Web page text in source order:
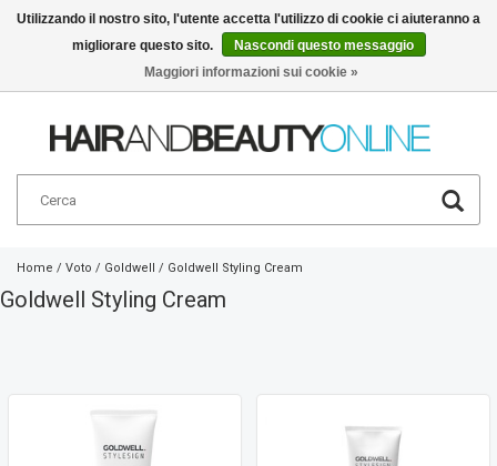
Italiano
Home / Voto / Goldwell / Goldwell Styling Cream
Goldwell Styling Cream
Utilizzando il nostro sito, l'utente accetta l'utilizzo di cookie ci aiuteranno a
migliorare questo sito.
Nascondi questo messaggio
Maggiori informazioni sui cookie »